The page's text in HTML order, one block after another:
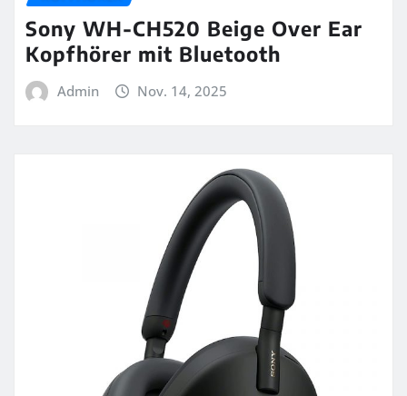
Sony WH-CH520 Beige Over Ear
Kopfhörer mit Bluetooth
Admin Nov. 14, 2025